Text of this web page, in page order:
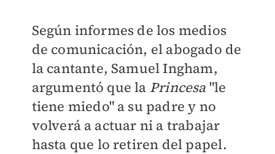
Según informes de los medios
de comunicación, el abogado de
la cantante, Samuel Ingham,
argumentó que la Princesa "le
tiene miedo" a su padre y no
volverá a actuar ni a trabajar
hasta que lo retiren del papel.